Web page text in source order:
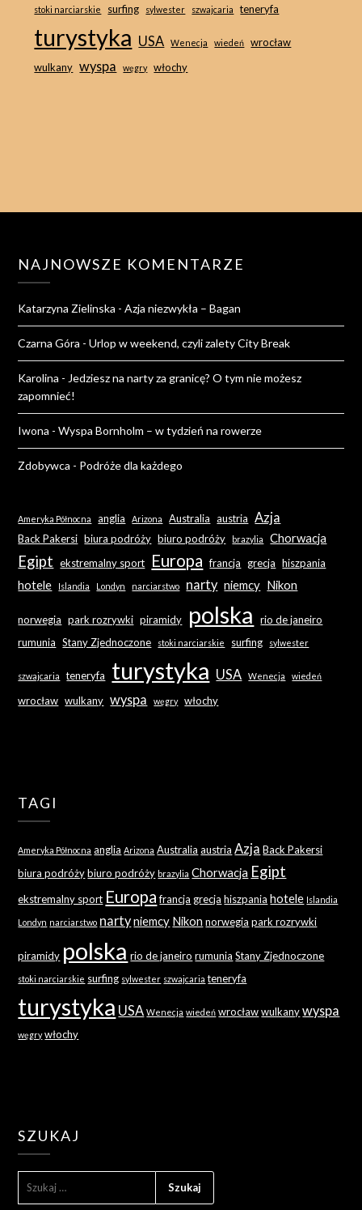
stoki narciarskie surfing sylwester szwajcaria teneryfa
turystyka USA Wenecja wiedeń
wrocław
wulkany wyspa węgry włochy
NAJNOWSZE KOMENTARZE
Katarzyna Zielinska -Azja niezwykła – Bagan
Czarna Góra -Urlop w weekend, czyli zalety City Break
Karolina - Jedziesz na narty za granicę? O tym nie możesz
zapomnieć!
Iwona -Wyspa Bornholm – w tydzień na rowerze
Zdobywca - Podróże dla każdego
Ameryka Północna anglia Arizona Australia austria Azja
Back Pakersi biura podróży biuro podróży brazylia Chorwacja
Egipt ekstremalny sport Europa francja grecja hiszpania
hotele Islandia Londyn narciarstwo narty niemcy Nikon
norwegia park rozrywki piramidy polska
rio de janeiro
rumunia Stany Zjednoczone stoki narciarskie surfing sylwester
szwajcaria teneryfa turystyka USA Wenecja wiedeń
wrocław wulkany wyspa węgry włochy
TAGI
Ameryka Północna anglia Arizona Australia austria Azja Back Pakersi
biura podróży biuro podróży brazylia Chorwacja Egipt
ekstremalny sport Europa francja grecja hiszpania hotele Islandia
Londyn narciarstwo nartyniemcy Nikon norwegia park rozrywki
piramidy polska rio de janeiro rumunia Stany Zjednoczone
stoki narciarskie surfing sylwester szwajcaria teneryfa
turystyka USA Wenecja wiedeń wrocław wulkany wyspa
węgry włochy
SZUKAJ